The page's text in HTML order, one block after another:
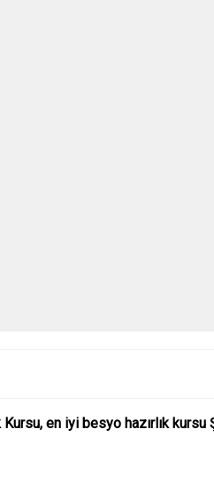
en iyi besyo hazırlık kursu